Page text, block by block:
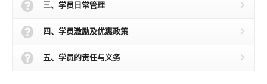
三、学员日常管理
四、学员激励及优惠政策
五、学员的责任与义务